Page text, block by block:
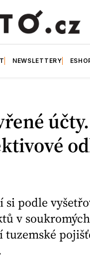
NEWSLETTERY
si podle
v
tuzemské